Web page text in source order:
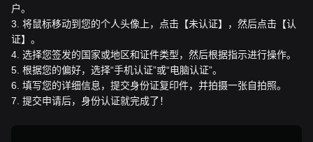
户。
3 将鼠标移动到您的个人头像上，点击【未认证】，然后点击【认
证】。
4 选择您签发的国家或地区和证件类型，然后根据指示进行操作。
5 根据您的偏好，选择“手机认证”或“电脑认证”。
6 填写您的详细信息，提交身份证复印件，并拍摄一张自拍照。
7 提交申请后，身份认证就完成了！